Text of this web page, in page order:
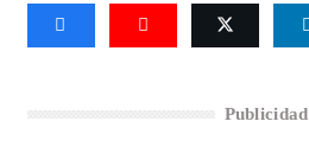
Publicidad